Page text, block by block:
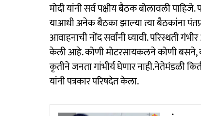
मोदी यांनी सर्व पक्षीय बैठक बोलावली
याआधी अनेक बैठका झाल्या त्या बैठकांना
आवाहनाची नोंद सर्वांनी घ्यावी. परिस्थती
केली आहे. कोणी मोटरसायकलने कोणी बसने,
कृतीने जनता गांभीर्य घेणार नाही.नेतेमंडळी
यांनी पत्रकार परिषदेत केला.